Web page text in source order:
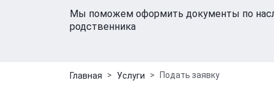
Мы поможем оформить документы по
родственника
Главная Услуги Подать заявку